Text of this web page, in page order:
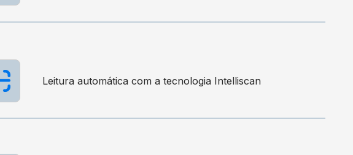
Leitura automática com a tecnologia Intelliscan